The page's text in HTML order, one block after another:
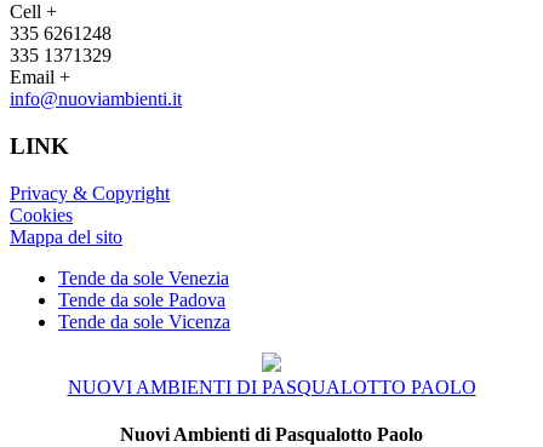
Cell +
335 6261248
335 1371329
Email +
info@nuoviambienti.it
LINK
Privacy & Copyright
Cookies
Mappa del sito
Tende da sole Venezia
Tende da sole Padova
Tende da sole Vicenza
NUOVI AMBIENTI DI PASQUALOTTO PAOLO
Nuovi Ambienti di Pasqualotto Paolo